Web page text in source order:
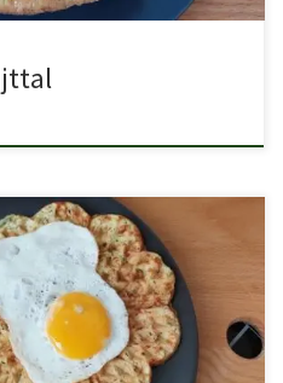
a nutellás banános jut eszébe,